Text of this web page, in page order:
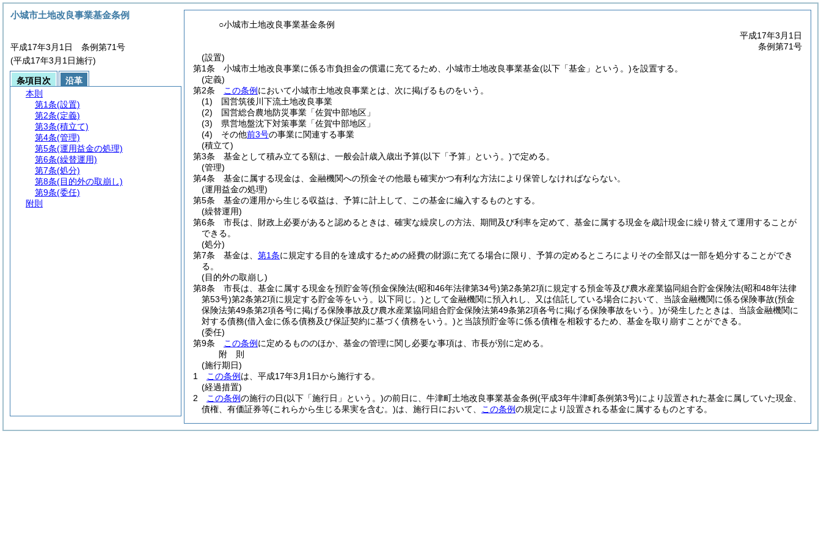
○小城市土地改良事業基金条例
平成17年3月1日
条例第71号
(設置)
第1条
小城市土地改良事業に係る市負担金の償還に充てるため、小城市土地改良事業基金(以下「基金」という。)を設置する。
(定義)
第2条
この条例 において小城市土地改良事業とは、次に掲げるものをいう。
(1)
国営筑後川下流土地改良事業
(2)
国営総合農地防災事業「佐賀中部地区」
(3)
県営地盤沈下対策事業「佐賀中部地区」
(4)
その他前3号の事業に関連する事業
(積立て)
第3条
基金として積み立てる額は、一般会計歳入歳出予算(以下「予算」という。)で定める。
(管理)
第4条
基金に属する現金は、金融機関への預金その他最も確実かつ有利な方法により保管しなければならない。
(運用益金の処理)
第5条
基金の運用から生じる収益は、予算に計上して、この基金に編入するものとする。
(繰替運用)
第6条
市長は、財政上必要があると認めるときは、確実な繰戻しの方法、期間及び利率を定めて、基金に属する現金を歳計現金に繰り替えて運用することが
できる。
(処分)
第7条
基金は、 第1条に規定する目的を達成するための経費の財源に充てる場合に限り、予算の定めるところによりその全部又は一部を処分することができ
る。
(目的外の取崩し)
第8条
市長は、基金に属する現金を預貯金等(預金保険法(昭和46年法律第34号)第2条第2項に規定する預金等及び農水産業協同組合貯金保険法(昭和48年法律
第53号)第2条第2項に規定する貯金等をいう。以下同じ。)として金融機関に預入れし、又は信託している場合において、当該金融機関に係る保険事故(預金
保険法第49条第2項各号に掲げる保険事故及び農水産業協同組合貯金保険法第49条第2項各号に掲げる保険事故をいう。)が発生したときは、当該金融機関に
対する債務(借入金に係る債務及び保証契約に基づく債務をいう。)と当該預貯金等に係る債権を相殺するため、基金を取り崩すことができる。
(委任)
第9条
この条例 に定めるもののほか、基金の管理に関し必要な事項は、市長が別に定める。
附 則
(施行期日)
1
この条例 は、平成17年3月1日から施行する。
(経過措置)
2
この条例の施行の日(以下「施行日」という。)の前日に、牛津町土地改良事業基金条例(平成3年牛津町条例第3号)により設置された基金に属していた現金、
債権、有価証券等(これらから生じる果実を含む。)は、施行日において、 この条例の規定により設置される基金に属するものとする。
小城市土地改良事業基金条例
平成17年3月1日 条例第71号
(平成17年3月1日施行)
条項目次
沿革
本則
第1条(設置)
第2条(定義)
第3条(積立て)
第4条(管理)
第5条(運用益金の処理)
第6条(繰替運用)
第7条(処分)
第8条(目的外の取崩し)
第9条(委任)
附則